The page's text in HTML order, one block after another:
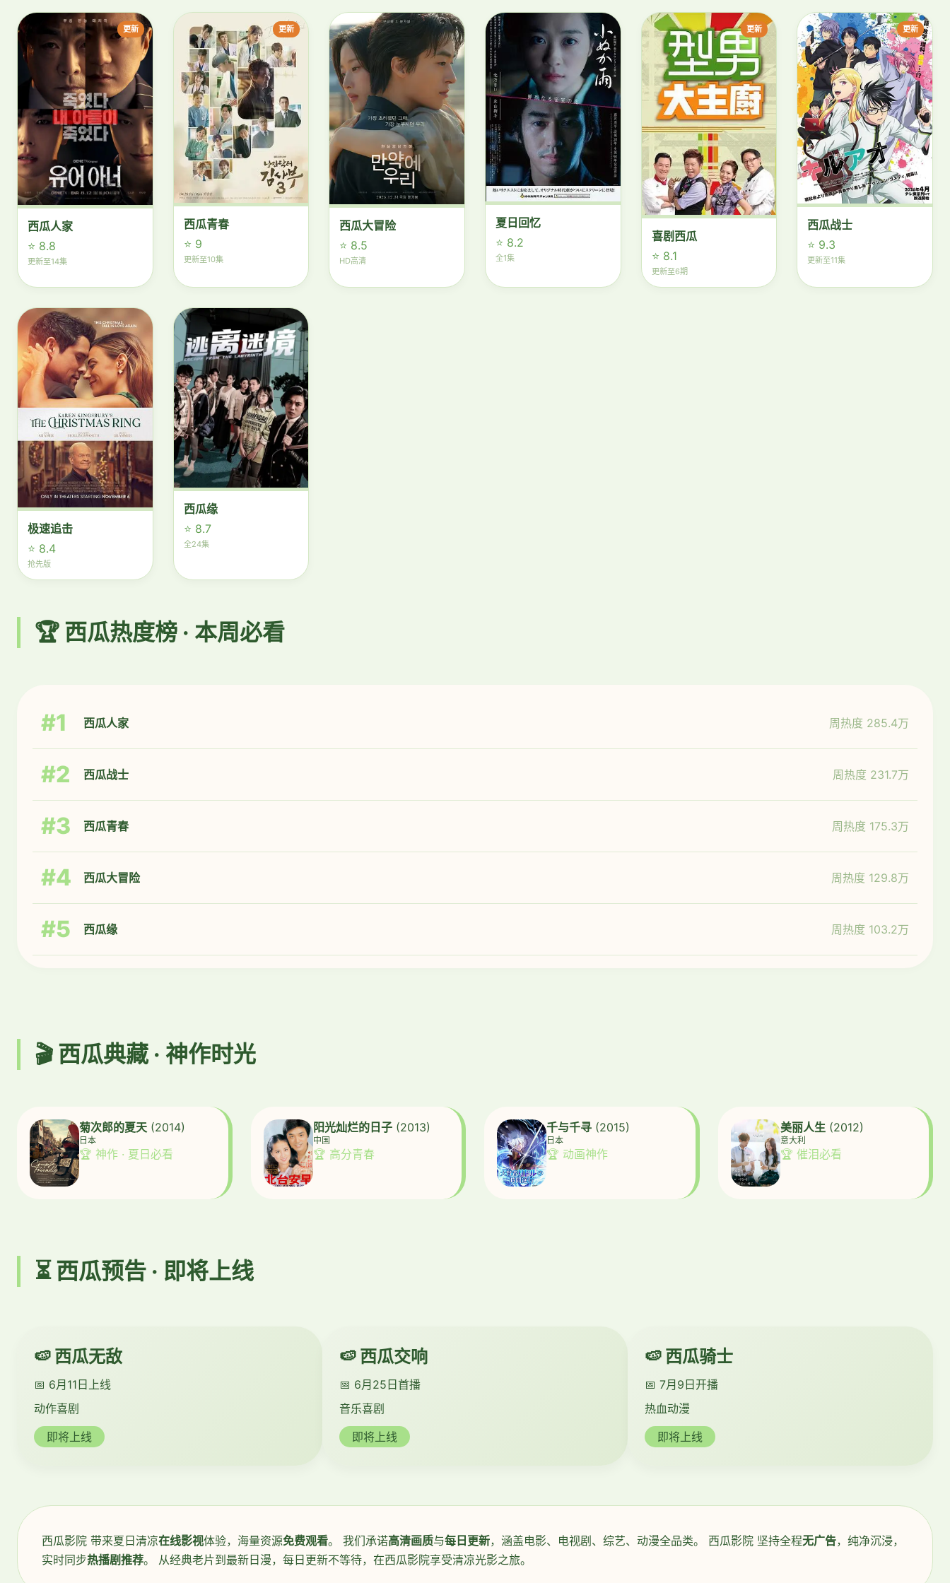
更新
西瓜人家
⭐ 8.8
更新至14集
更新
西瓜青春
⭐ 9
更新至10集
西瓜大冒险
⭐ 8.5
HD高清
夏日回忆
⭐ 8.2
全1集
更新
喜剧西瓜
⭐ 8.1
更新至6期
更新
西瓜战士
⭐ 9.3
更新至11集
极速追击
⭐ 8.4
抢先版
西瓜缘
⭐ 8.7
全24集
🏆 西瓜热度榜 · 本周必看
#1 西瓜人家 周热度 285.4万
#2 西瓜战士 周热度 231.7万
#3 西瓜青春 周热度 175.3万
#4 西瓜大冒险 周热度 129.8万
#5 西瓜缘 周热度 103.2万
🎬 西瓜典藏 · 神作时光
菊次郎的夏天 (2014)
日本
🏆 神作 · 夏日必看
阳光灿烂的日子(2013)
中国
🏆 高分青春
千与千寻 (2015)
日本
🏆 动画神作
美丽人生(2012)
意大利
🏆 催泪必看
⏳ 西瓜预告 · 即将上线
🍉 西瓜无敌
📅 6月11日上线
动作喜剧
即将上线
🍉 西瓜交响
📅 6月25日首播
音乐喜剧
即将上线
🍉 西瓜骑士
📅 7月9日开播
热血动漫
即将上线
西瓜影院 带来夏日清凉在线影视体验，海量资源免费观看。 我们承诺高清画质与每日更新，涵盖电影、电视剧、综艺、动漫全品类。 西瓜影院 坚持全程无广告，纯净沉浸，
实时同步热播剧推荐。 从经典老片到最新日漫，每日更新不等待，在西瓜影院享受清凉光影之旅。